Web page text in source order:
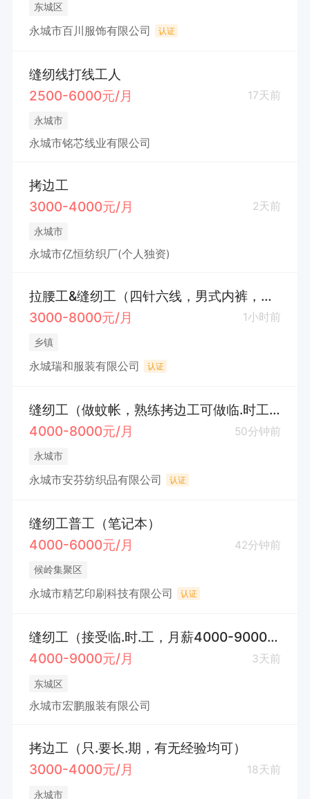
东城区
永城市百川服饰有限公司 认证
缝纫线打线工人
2500-6000元/月
17天前
永城市
永城市铭芯线业有限公司
拷边工
3000-4000元/月
2天前
永城市
永城市亿恒纺织厂(个人独资)
拉腰工&缝纫工（四针六线，男式内裤，常年不换款）
3000-8000元/月
1小时前
乡镇
永城瑞和服装有限公司 认证
缝纫工（做蚊帐，熟练拷边工可做临.时工。长年不换款，）
4000-8000元/月
50分钟前
永城市
永城市安芬纺织品有限公司 认证
缝纫工普工（笔记本）
4000-6000元/月
42分钟前
候岭集聚区
永城市精艺印刷科技有限公司 认证
缝纫工（接受临.时.工，月薪4000-9000元，长期做薄款棉上衣不换款）
4000-9000元/月
3天前
东城区
永城市宏鹏服装有限公司
拷边工（只.要长.期，有无经验均可）
3000-4000元/月
18天前
永城市